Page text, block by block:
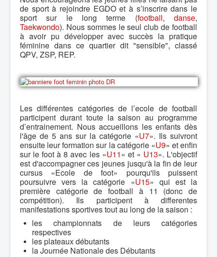
de sport à rejoindre EGDO et à s’inscrire dans le
sport sur le long terme (football,danse,
Taekwondo). Nous sommes le seul club de football
à avoir pu développer avec succès la pratique
féminine dans ce quartier dit "sensible", classé
QPV, ZSP, REP.
Les différentes catégories de l’ecole de football
participent durant toute la saison au programme
d’entrainement. Nous accueillons les enfants dès
l'âge de 5 ans sur la catégorie «U7». Ils suivront
ensuite leur formation sur la catégorie «U9» et enfin
sur le foot à 8 avec les «U11» et « U13». L'objectif
est d'accompagner ces jeunes jusqu'à la fin de leur
cursus «Ecole de foot» pourqu'ils puissent
poursuivre vers la catégorie «U15» qui est la
première catégorie de football à 11 (donc de
compétition). Ils participent à differentes
manifestations sportives tout au long de la saison :
les championnats de leurs catégories
respectives
les plateaux débutants
la Journée Nationale des Débutants